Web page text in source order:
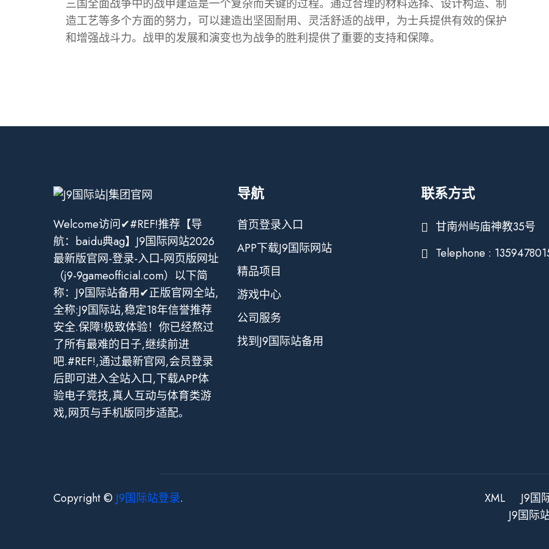
三国全面战争中的战甲建造是一个复杂而关键的过程。通过合理的材料选择、设计构造、制
造工艺等多个方面的努力，可以建造出坚固耐用、灵活舒适的战甲，为士兵提供有效的保护
和增强战斗力。战甲的发展和演变也为战争的胜利提供了重要的支持和保障。
Welcome访问✔#REF!推荐【导
航：baidu典ag】J9国际网站2026
最新版官网-登录-入口-网页版网址
（j9-9gameofficial.com）以下简
称：J9国际站备用✔正版官网全站,
全称:J9国际站,稳定18年信誉推荐
安全.保障!极致体验！你已经熬过
了所有最难的日子,继续前进
吧.#REF!,通过最新官网,会员登录
后即可进入全站入口,下载APP体
验电子竞技,真人互动与体育类游
戏,网页与手机版同步适配。
导航
首页登录入口
APP下载J9国际网站
精品项目
游戏中心
公司服务
找到J9国际站备用
联系方式
甘南州屿庙神教35号
Telephone :
Copyright © J9国际站登录. XML
J9国
J9国际